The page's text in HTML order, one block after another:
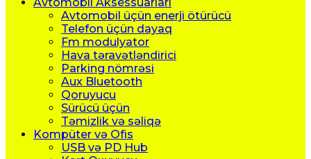
Avtomobil üçün enerji ötürücü
Telefon üçün dayaq
Fm modulyator
Hava təravətləndirici
Parking nömrəsi
Aux Bluetooth
Qoruyucu
Sürücü üçün
Təmizlik və səliqə
Kompüter və Ofis
USB və PD Hub